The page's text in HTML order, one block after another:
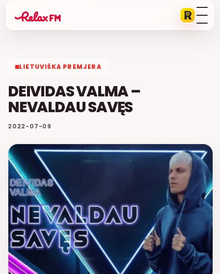
LIETUVIŠKA PREMJERA
DEIVIDAS VALMA –
NEVALDAU SAVĘS
2022-07-09